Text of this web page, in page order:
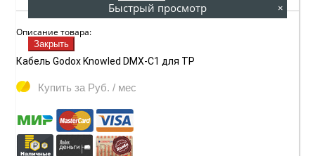
Описание товара:
Кабель Godox Knowled DMX-C1 для TP
Купить за Руб. / мес
Быстрый просмотр ×
Закрыть